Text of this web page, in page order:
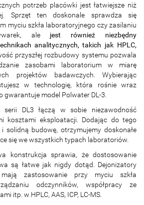
potrzeb placówki jest łatwiejsze niż
Sprzęt ten doskonale sprawdza się
myciu szkła laboratoryjnego czy zasilaniu
ale jest również niezbędny
analitycznych, takich jak HPLC,
przyszłej rozbudowy systemu pozwala
zasobami laboratorium w miarę
projektów badawczych. Wybierając
w technologię, która rośnie wraz
gwarantuje model Polwater DL-3.
serii DL3 łączą w sobie niezawodność
kosztami eksploatacji. Dodając do tego
solidną budowę, otrzymujemy doskonałe
się we wszystkich typach laboratoriów.
konstrukcja sprawia, że dostosowanie
są łatwe jak nigdy dotąd. Dejonizatory
zastosowanie przy myciu szkła
odczynników, współpracy ze
itp. w HPLC, AAS, ICP, LC-MS.